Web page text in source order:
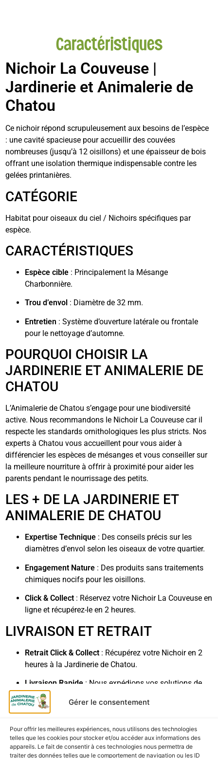
Gérer le consentement
Pour offrir les meilleures expériences, nous utilisons des technologies
telles que les cookies pour stocker et/ou accéder aux informations des
appareils. Le fait de consentir à ces technologies nous permettra de
traiter des données telles que le comportement de navigation ou les ID
Caractéristiques
Nichoir La Couveuse |
Jardinerie et Animalerie de
Chatou
Ce nichoir répond scrupuleusement aux besoins de l’espèce
: une cavité spacieuse pour accueillir des couvées
nombreuses (jusqu’à 12 oisillons) et une épaisseur de bois
offrant une isolation thermique indispensable contre les
gelées printanières.
CATÉGORIE
Habitat pour oiseaux du ciel / Nichoirs spécifiques par
espèce.
CARACTÉRISTIQUES
Espèce cible : Principalement la Mésange
Charbonnière.
Trou d’envol : Diamètre de 32 mm.
Entretien : Système d’ouverture latérale ou frontale
pour le nettoyage d’automne.
POURQUOI CHOISIR LA
JARDINERIE ET ANIMALERIE DE
CHATOU
L’Animalerie de Chatou s’engage pour une biodiversité
active. Nous recommandons le Nichoir La Couveuse car il
respecte les standards ornithologiques les plus stricts. Nos
experts à Chatou vous accueillent pour vous aider à
différencier les espèces de mésanges et vous conseiller sur
la meilleure nourriture à offrir à proximité pour aider les
parents pendant le nourrissage des petits.
LES + DE LA JARDINERIE ET
ANIMALERIE DE CHATOU
Expertise Technique : Des conseils précis sur les
diamètres d’envol selon les oiseaux de votre quartier.
Engagement Nature : Des produits sans traitements
chimiques nocifs pour les oisillons.
Click & Collect : Réservez votre Nichoir La Couveuse en
ligne et récupérez-le en 2 heures.
LIVRAISON ET RETRAIT
Retrait Click & Collect : Récupérez votre Nichoir en 2
heures à la Jardinerie de Chatou.
Livraison Rapide : Nous expédions vos solutions de
nidification directement chez vous.
CES PRODUITS POURRAIENT